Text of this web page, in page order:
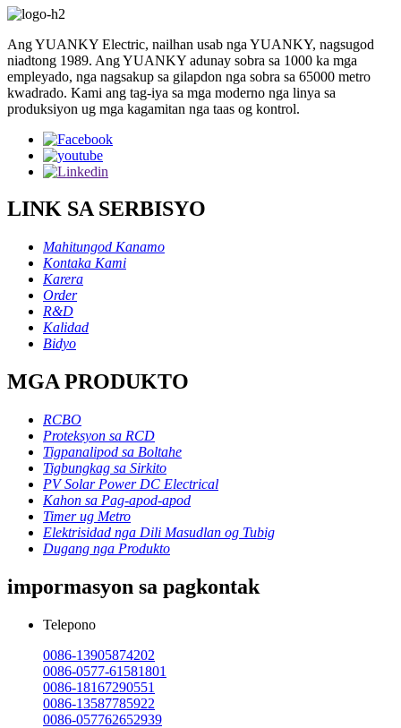
Ang YUANKY Electric, nailhan usab nga YUANKY, nagsugod
niadtong 1989. Ang YUANKY adunay sobra sa 1000 ka mga
empleyado, nga nagsakup sa gilapdon nga sobra sa 65000 metro
kwadrado. Kami ang tag-iya sa mga moderno nga linya sa
produksiyon ug mga kagamitan nga taas og kontrol.
LINK SA SERBISYO
Mahitungod Kanamo
Kontaka Kami
Karera
Order
R&D
Kalidad
Bidyo
MGA PRODUKTO
RCBO
Proteksyon sa RCD
Tigpanalipod sa Boltahe
Tigbungkag sa Sirkito
PV Solar Power DC Electrical
Kahon sa Pag-apod-apod
Timer ug Metro
Elektrisidad nga Dili Masudlan og Tubig
Dugang nga Produkto
impormasyon sa pagkontak
Telepono
0086-13905874202
0086-0577-61581801
0086-18167290551
0086-13587785922
0086-057762652939